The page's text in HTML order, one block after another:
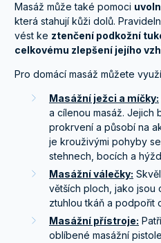
Masáž může také pomoci
která stahují kůži dolů.
vést ke ztenčení podkožní
celkovému zlepšení jejího
Pro domácí masáž můžete
Masážní ježci a míčky:
a cílenou masáž. Jejich
prokrvení a působí na
je krouživými pohyby
stehnech, bocích a
Masážní válečky:
větších ploch, jako jsou
ztuhlou tkáň a podpořit
Masážní přístroje:
oblíbené masážní